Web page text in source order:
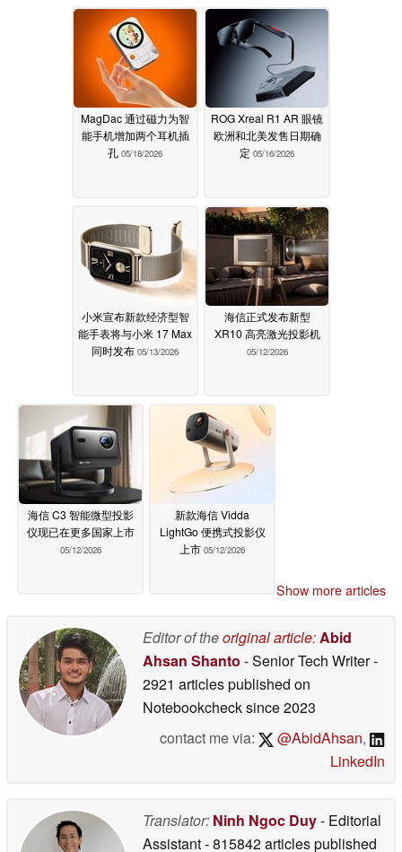
MagDac 通过磁力为智
能手机增加两个耳机插
孔 05/18/2026
ROG Xreal R1 AR 眼镜
欧洲和北美发售日期确
定 05/16/2026
小米宣布新款经济型智
能手表将与小米 17 Max
同时发布 05/13/2026
海信正式发布新型
XR10 高亮激光投影机
05/12/2026
海信 C3 智能微型投影
仪现已在更多国家上市
05/12/2026
新款海信 Vidda
LightGo 便携式投影仪
上市 05/12/2026
Show more articles
Editor of theoriginal article:Abid
Ahsan Shanto - Senior Tech Writer-
2921 articles published on
Notebookchecksince 2023
contact me via:
@AbidAhsan,
LinkedIn
Translator: Ninh Ngoc Duy- Editorial
Assistant- 815842 articles published